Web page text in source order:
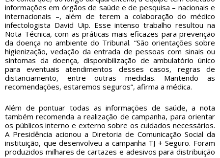
informações em órgãos de saúde e de pesquisa – nacionais e
internacionais –, além de terem a colaboração do médico
infectologista David Uip. Esse intenso trabalho resultou na
Nota Técnica, com as práticas mais eficazes para prevenção
da doença no ambiente do Tribunal. “São orientações sobre
higienização, vedação da entrada de pessoas com sinais ou
sintomas da doença, disponibilização de ambulatório único
para eventuais atendimentos desses casos, regras de
distanciamento, entre outras medidas. Mantendo as
recomendações, estaremos seguros”, afirma a médica.
Além de pontuar todas as informações de saúde, a nota
também recomenda a realização de campanha, para orientar
os públicos interno e externo sobre os cuidados necessários.
A Presidência acionou a Diretoria de Comunicação Social da
instituição, que desenvolveu a campanha TJ + Seguro. Foram
produzidos milhares de cartazes e adesivos para distribuição